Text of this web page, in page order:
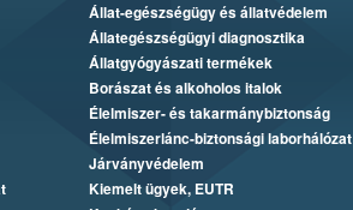
Állat-egészségügy és állatvédelem
Állategészségügyi diagnosztika
Állatgyógyászati termékek
Borászat és alkoholos italok
Élelmiszer- és takarmánybiztonság
Élelmiszerlánc-biztonsági laborhálózat
Járványvédelem
Kiemelt ügyek, EUTR